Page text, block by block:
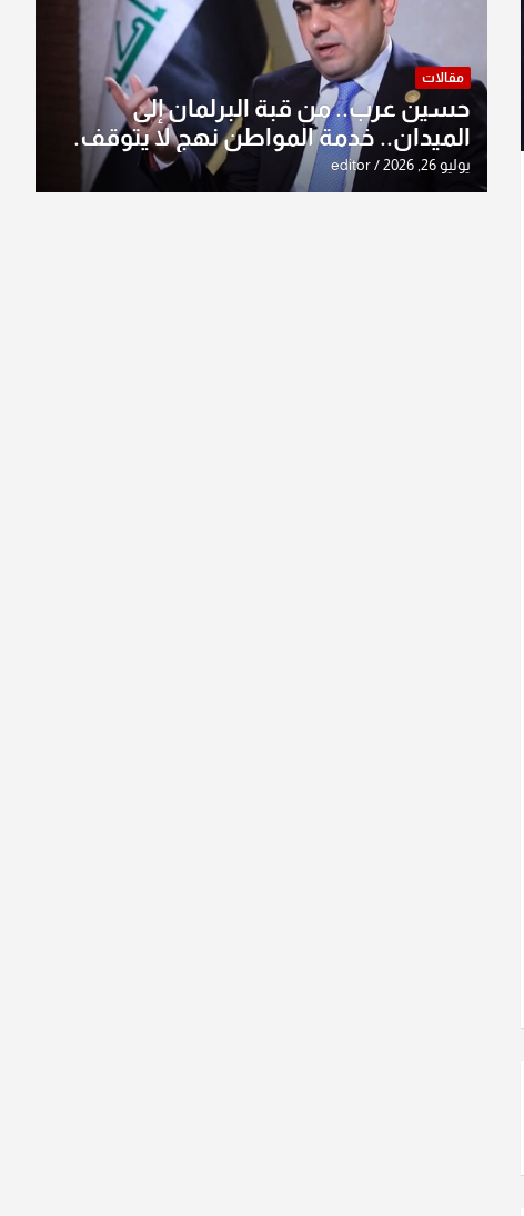
مقالات
حسين عرب.. من قبة البرلمان إلى
الميدان.. خدمة المواطن نهج لا يتوقف.
يوليو 26, 2026 editor